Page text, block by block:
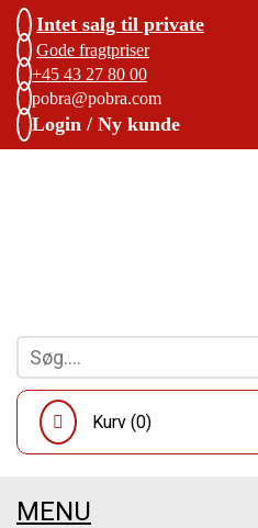
Intet salg til private
Gode fragtpriser
+45 43 27 80 00
pobra@pobra.com
Login / Ny kunde
Kurv (0)
MENU